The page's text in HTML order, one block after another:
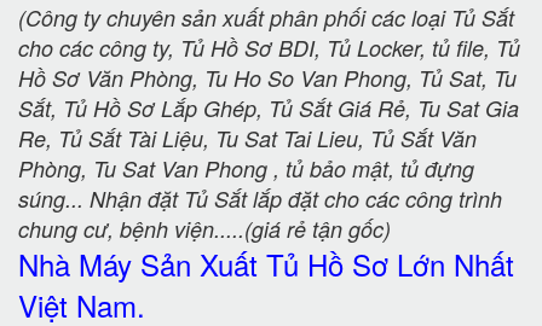
(Công ty chuyên sản xuất phân phối các loại Tủ Sắt
cho các công ty, Tủ Hồ Sơ BDI, Tủ Locker, tủ file, Tủ
Hồ Sơ Văn Phòng, Tu Ho So Van Phong, Tủ Sat, Tu
Sắt, Tủ Hồ Sơ Lắp Ghép, Tủ Sắt Giá Rẻ, Tu Sat Gia
Re, Tủ Sắt Tài Liệu, Tu Sat Tai Lieu, Tủ Sắt Văn
Phòng, Tu Sat Van Phong , tủ bảo mật, tủ đựng
súng... Nhận đặt Tủ Sắt lắp đặt cho các công trình
chung cư, bệnh viện.....(giá rẻ tận gốc)
Nhà Máy Sản Xuất Tủ Hồ Sơ Lớn Nhất
Việt Nam.